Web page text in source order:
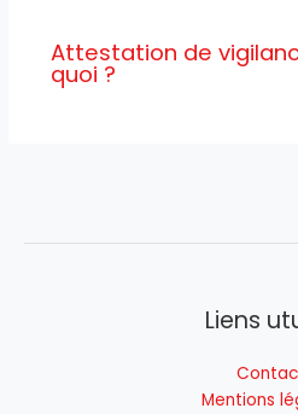
Attestation de
quoi ?
Liens
Mentions